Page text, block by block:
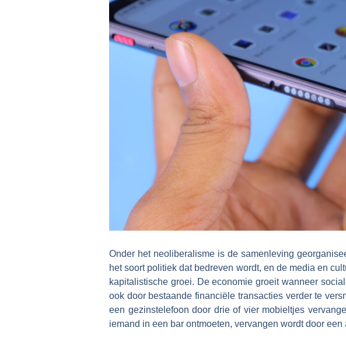
Onder het neoliberalisme is de samenleving
het soort politiek dat bedreven wordt, en de media en
kapitalistische groei. De economie groeit wanneer
ook door bestaande financiële transacties verder te
een gezinstelefoon door drie of vier mobieltjes
iemand in een bar ontmoeten, vervangen wordt door een